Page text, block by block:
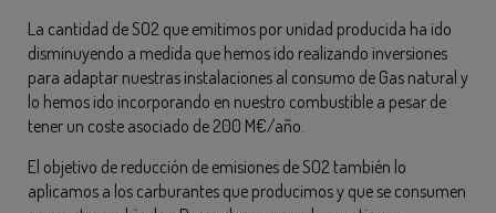
La cantidad de SO2 que emitimos por unidad producida ha ido
disminuyendo a medida que hemos ido realizando inversiones
para adaptar nuestras instalaciones al consumo de Gas natural y
lo hemos ido incorporando en nuestro combustible a pesar de
tener un coste asociado de 200 M€/año.
El objetivo de reducción de emisiones de SO2 también lo
aplicamos a los carburantes que producimos y que se consumen